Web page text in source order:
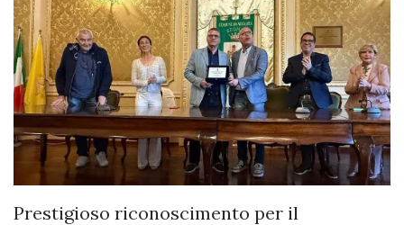
Prestigioso riconoscimento per il